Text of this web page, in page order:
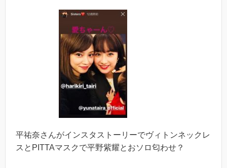
平祐奈さんがインスタストーリーでヴィトンネックレ
スとPITTAマスクで平野紫耀とおソロ匂わせ？